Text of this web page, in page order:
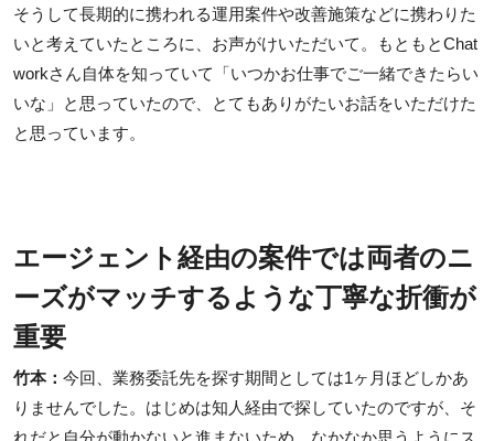
そうして長期的に携われる運用案件や改善施策などに携わりた
いと考えていたところに、お声がけいただいて。もともとChat
workさん自体を知っていて「いつかお仕事でご一緒できたらい
いな」と思っていたので、とてもありがたいお話をいただけた
と思っています。
エージェント経由の案件では両者のニ
ーズがマッチするような丁寧な折衝が
重要
竹本： 今回、業務委託先を探す期間としては1ヶ月ほどしかあ
りませんでした。はじめは知人経由で探していたのですが、そ
れだと自分が動かないと進まないため、なかなか思うようにス